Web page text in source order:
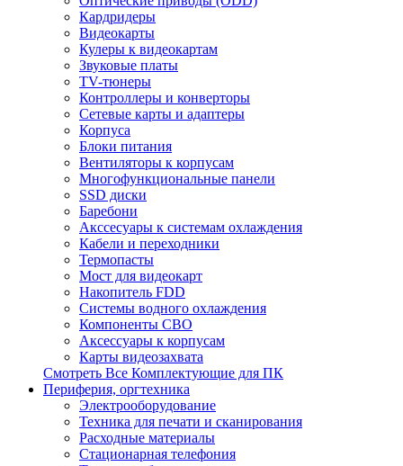
Кардридеры
Видеокарты
Кулеры к видеокартам
Звуковые платы
TV-тюнеры
Контроллеры и конверторы
Сетевые карты и адаптеры
Корпуса
Блоки питания
Вентиляторы к корпусам
Многофункциональные панели
SSD диски
Баребони
Акссесуары к системам охлаждения
Кабели и переходники
Термопасты
Мост для видеокарт
Накопитель FDD
Системы водного охлаждения
Компоненты СВО
Аксессуары к корпусам
Карты видеозахвата
Смотреть Все Комплектующие для ПК
Периферия, оргтехника
Электрооборудование
Техника для печати и сканирования
Расходные материалы
Стационарная телефония